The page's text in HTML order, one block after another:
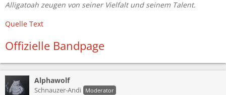
Alligatoah zeugen von seiner Vielfalt und seinem Talent.
Quelle Text
Offizielle Bandpage
Alphawolf
Schnauzer-Andi Moderator